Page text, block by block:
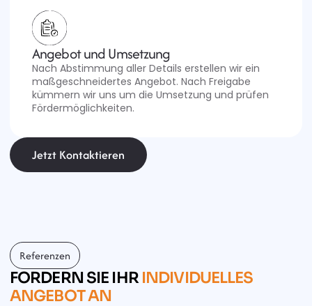
Angebot und Umsetzung
Nach Abstimmung aller Details erstellen wir ein
maßgeschneidertes Angebot. Nach Freigabe
kümmern wir uns um die Umsetzung und prüfen
Fördermöglichkeiten.
Jetzt Kontaktieren
Referenzen
FORDERN SIE IHR INDIVIDUELLES
ANGEBOT AN